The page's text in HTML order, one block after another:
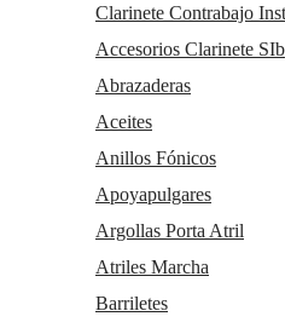
Clarinete Contrabajo
Accesorios Clarinete SIb
Abrazaderas
Aceites
Anillos Fónicos
Apoyapulgares
Argollas Porta Atril
Atriles Marcha
Barriletes
Atención al cliente
Contacto
Trabaja con nosotros
Condiciones generales de
Política de privacidad
Política de cookies
Consentimiento envío